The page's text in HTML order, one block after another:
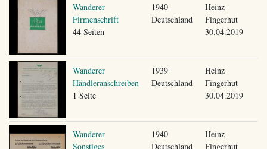
Wanderer
Firmenschrift
44 Seiten
1940
Deutschland
Heinz
Fingerhut
30.04.2019
Wanderer
Händleranschreiben
1 Seite
1939
Deutschland
Heinz
Fingerhut
30.04.2019
Wanderer
Sonstiges
1940
Deutschland
Heinz
Fingerhut